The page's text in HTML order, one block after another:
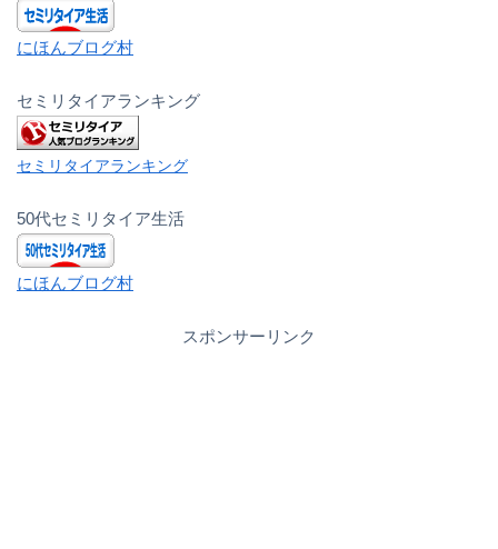
にほんブログ村
セミリタイアランキング
セミリタイアランキング
50代セミリタイア生活
にほんブログ村
スポンサーリンク